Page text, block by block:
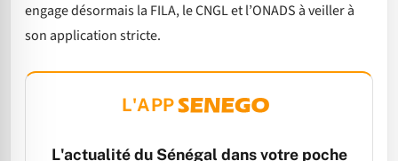
engage désormais la FILA, le CNGL et l’ONADS à veiller à
son application stricte.
L'APP
L'actualité du Sénégal dans votre poche